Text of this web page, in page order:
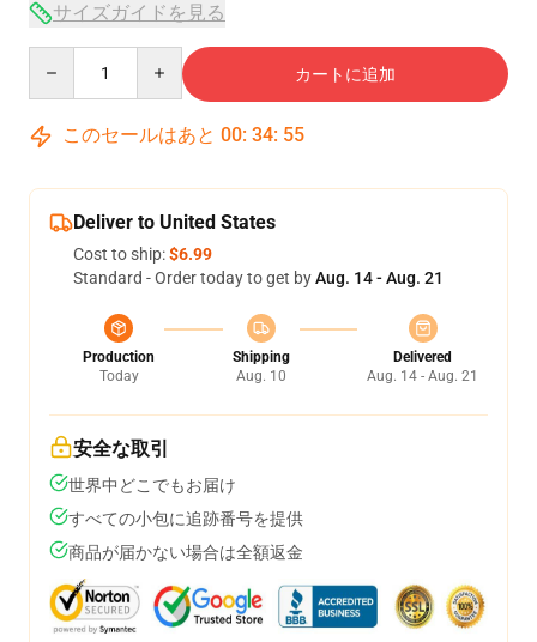
サイズガイドを見る
カートに追加
このセールはあと 00: 34: 54
Deliver to United States
Cost to ship:$6.99
Standard - Order today to get byAug. 14 - Aug. 21
Production
Today
Shipping
Aug. 10
Delivered
Aug. 14 - Aug. 21
安全な取引
世界中どこでもお届け
すべての小包に追跡番号を提供
商品が届かない場合は全額返金